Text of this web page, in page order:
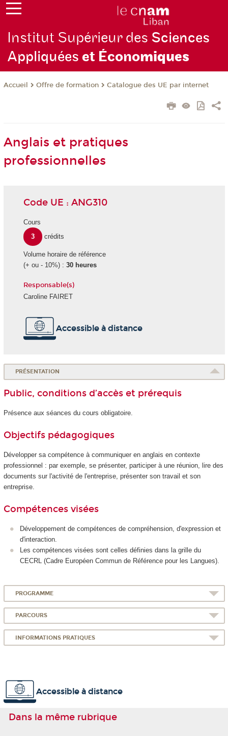
Institut Supérieur des Sciences
Appliquéeset Économiques
Accueil Offre de formation Catalogue des UE par internet
Anglais et pratiques
professionnelles
Code UE : ANG310
Cours
3
crédits
Volume horaire de référence
(+ ou - 10%) : 30 heures
Responsable(s)
Caroline FAIRET
Accessible à distance
PRÉSENTATION
Public, conditions d’accès et prérequis
Présence aux séances du cours obligatoire.
Objectifs pédagogiques
Développer sa compétence à communiquer en anglais en contexte
professionnel : par exemple, se présenter, participer à une réunion, lire des
documents sur l'activité de l'entreprise, présenter son travail et son
entreprise.
Compétences visées
Développement de compétences de compréhension, d'expression et
d'interaction.
Les compétences visées sont celles définies dans la grille du
CECRL (Cadre Européen Commun de Référence pour les Langues).
PROGRAMME
PARCOURS
INFORMATIONS PRATIQUES
Accessible à distance
Dans la même rubrique